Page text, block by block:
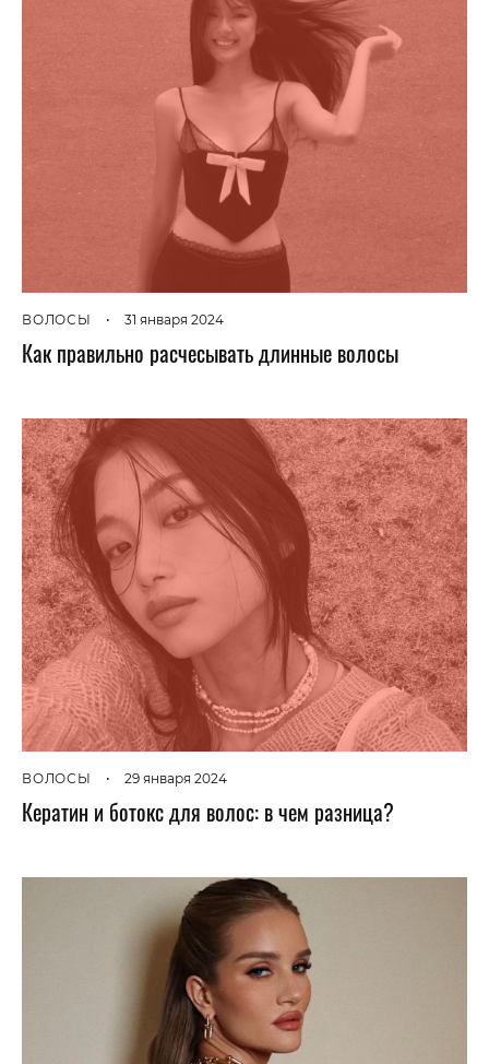
ВОЛОСЫ • 31 января 2024
Как правильно расчесывать длинные волосы
ВОЛОСЫ • 29 января 2024
Кератин и ботокс для волос: в чем разница?